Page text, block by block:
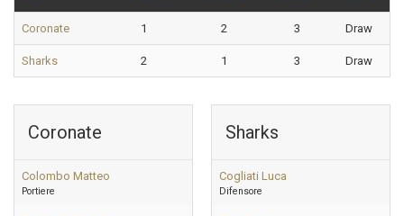
Coronate 1 2 3 Draw
Sharks 2 1 3 Draw
Coronate
Colombo Matteo
Portiere
Sharks
Cogliati Luca
Difensore